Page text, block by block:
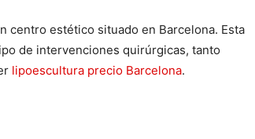
centro estético situado en Barcelona. Esta
de intervenciones quirúrgicas, tanto
lipoescultura precio Barcelona.